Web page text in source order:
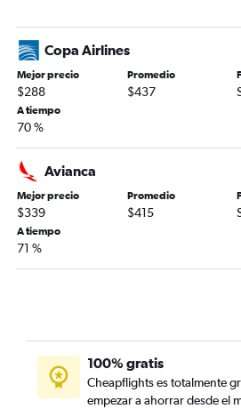
Copa Airlines
Mejor precio
$288
Promedio
$437
A tiempo
70 %
Avianca
Mejor precio
$339
Promedio
$415
A tiempo
71 %
100% gratis
Cheapflights es totalmente
empezar a ahorrar desde el